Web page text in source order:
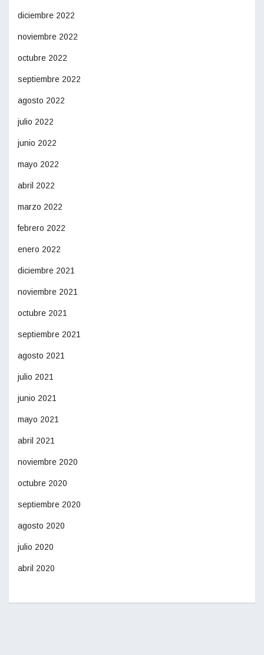
diciembre 2022
noviembre 2022
octubre 2022
septiembre 2022
agosto 2022
julio 2022
junio 2022
mayo 2022
abril 2022
marzo 2022
febrero 2022
enero 2022
diciembre 2021
noviembre 2021
octubre 2021
septiembre 2021
agosto 2021
julio 2021
junio 2021
mayo 2021
abril 2021
noviembre 2020
octubre 2020
septiembre 2020
agosto 2020
julio 2020
abril 2020